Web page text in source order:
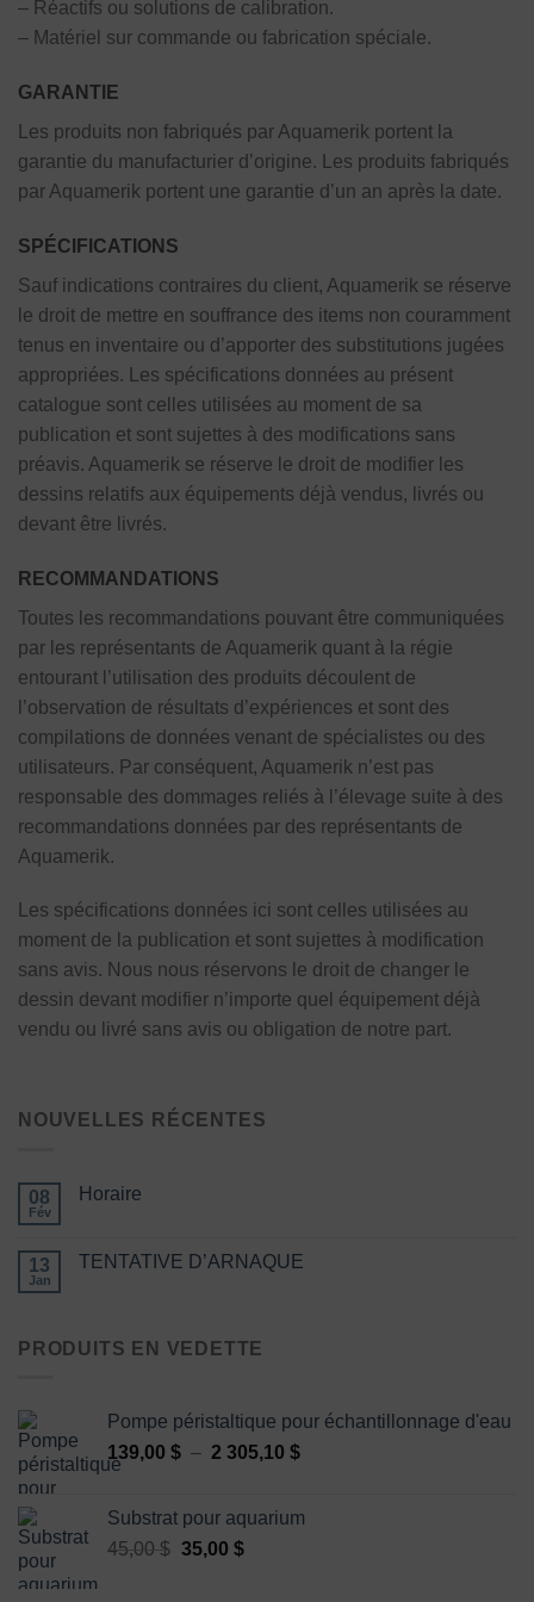
– Réactifs ou solutions de calibration.
– Matériel sur commande ou fabrication spéciale.
GARANTIE
Les produits non fabriqués par Aquamerik portent la
garantie du manufacturier d’origine. Les produits fabriqués
par Aquamerik portent une garantie d’un an après la date.
SPÉCIFICATIONS
Sauf indications contraires du client, Aquamerik se réserve
le droit de mettre en souffrance des items non couramment
tenus en inventaire ou d’apporter des substitutions jugées
appropriées. Les spécifications données au présent
catalogue sont celles utilisées au moment de sa
publication et sont sujettes à des modifications sans
préavis. Aquamerik se réserve le droit de modifier les
dessins relatifs aux équipements déjà vendus, livrés ou
devant être livrés.
RECOMMANDATIONS
Toutes les recommandations pouvant être communiquées
par les représentants de Aquamerik quant à la régie
entourant l’utilisation des produits découlent de
l’observation de résultats d’expériences et sont des
compilations de données venant de spécialistes ou des
utilisateurs. Par conséquent, Aquamerik n’est pas
responsable des dommages reliés à l’élevage suite à des
recommandations données par des représentants de
Aquamerik.
Les spécifications données ici sont celles utilisées au
moment de la publication et sont sujettes à modification
sans avis. Nous nous réservons le droit de changer le
dessin devant modifier n’importe quel équipement déjà
vendu ou livré sans avis ou obligation de notre part.
NOUVELLES RÉCENTES
08
Fév
Horaire
13
Jan
TENTATIVE D’ARNAQUE
PRODUITS EN VEDETTE
Pompe péristaltique pour échantillonnage d'eau
139,00 $ – 2 305,10 $Plage
139,00 $
Substrat pour aquarium
45,00$ Le
35,00 $Le